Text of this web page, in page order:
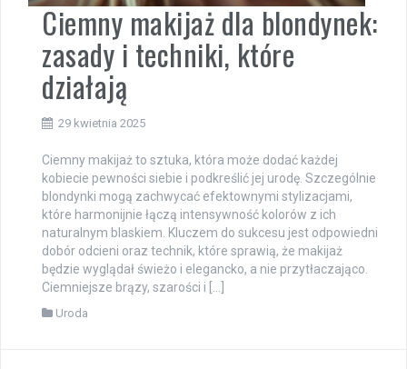
Ciemny makijaż dla blondynek:
zasady i techniki, które
działają
29 kwietnia 2025
Ciemny makijaż to sztuka, która może dodać każdej
kobiecie pewności siebie i podkreślić jej urodę. Szczególnie
blondynki mogą zachwycać efektownymi stylizacjami,
które harmonijnie łączą intensywność kolorów z ich
naturalnym blaskiem. Kluczem do sukcesu jest odpowiedni
dobór odcieni oraz technik, które sprawią, że makijaż
będzie wyglądał świeżo i elegancko, a nie przytłaczająco.
Ciemniejsze brązy, szarości i […]
Uroda